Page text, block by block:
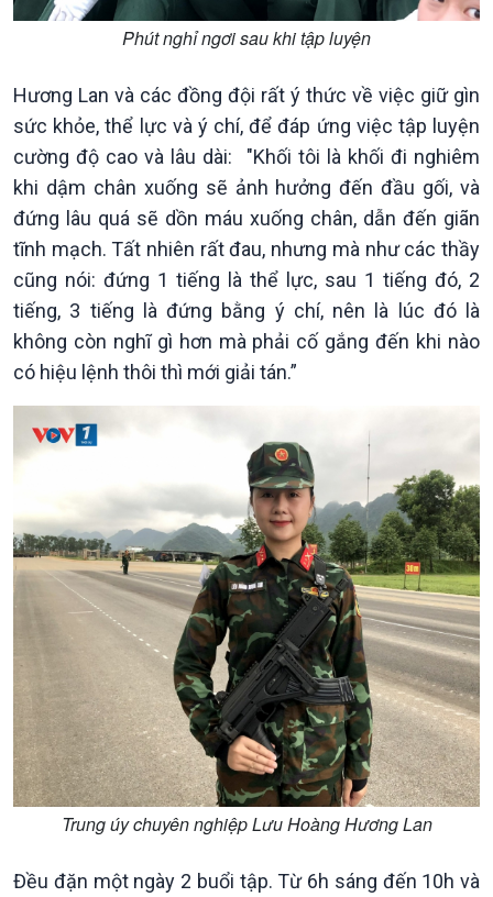
Xã hội
Tin Đời sống & Xã hội
360 độ Sức khỏe
Chuyển đổi Xanh
Tài nguyên và Môi trường
Chuyên gia của bạn
Xã hội chuyển động
Bước chân đến trường
Khoa học & Công nghệ
Tin Khoa học & Công nghệ
Kết nối công nghệ
Sống chung với biến đổi
khí hậu
Văn hoá & Du lịch
Tin Văn hoá & Du lịch
Chát với người nổi tiếng
Câu chuyện Thể thao
Multimedia
Ảnh
Video
Infographic
E-Magazine
Phút nghỉ ngơi sau khi tập luyện
Hương Lan và các đồng đội rất ý thức về việc giữ gìn
sức khỏe, thể lực và ý chí, để đáp ứng việc tập luyện
cường độ cao và lâu dài: "Khối tôi là khối đi nghiêm
khi dậm chân xuống sẽ ảnh hưởng đến đầu gối, và
đứng lâu quá sẽ dồn máu xuống chân, dẫn đến giãn
tĩnh mạch. Tất nhiên rất đau, nhưng mà như các thầy
cũng nói: đứng 1 tiếng là thể lực, sau 1 tiếng đó, 2
tiếng, 3 tiếng là đứng bằng ý chí, nên là lúc đó là
không còn nghĩ gì hơn mà phải cố gắng đến khi nào
có hiệu lệnh thôi thì mới giải tán.”
Trung úy chuyên nghiệp Lưu Hoàng Hương Lan
Đều đặn một ngày 2 buổi tập. Từ 6h sáng đến 10h và